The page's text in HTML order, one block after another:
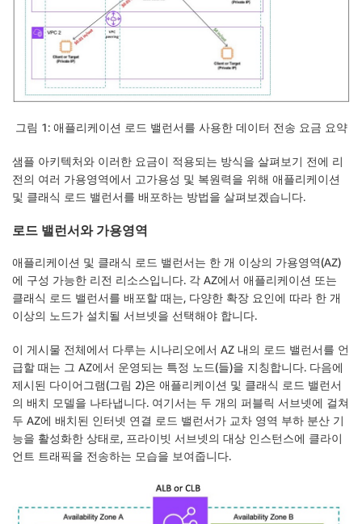
그림 1: 애플리케이션 로드 밸런서를 사용한 데이터 전송 요금 요약
샘플 아키텍처와 이러한 요금이 적용되는 방식을 살펴보기 전에 리
전의 여러 가용영역에서 고가용성 및 복원력을 위해 애플리케이션
및 클래식 로드 밸런서를 배포하는 방법을 살펴보겠습니다.
로드 밸런서와 가용영역
애플리케이션 및 클래식 로드 밸런서는 한 개 이상의 가용영역(AZ)
에 구성 가능한 리전 리소스입니다. 각 AZ에서 애플리케이션 또는
클래식 로드 밸런서를 배포할 때는, 다양한 확장 요인에 따라 한 개
이상의 노드가 설치될 서브넷을 선택해야 합니다.
이 게시물 전체에서 다루는 시나리오에서 AZ 내의 로드 밸런서를 언
급할 때는 그 AZ에서 운영되는 특정 노드(들)을 지칭합니다. 다음에
제시된 다이어그램(그림 2)은 애플리케이션 및 클래식 로드 밸런서
의 배치 모델을 나타냅니다. 여기서는 두 개의 퍼블릭 서브넷에 걸쳐
두 AZ에 배치된 인터넷 연결 로드 밸런서가 교차 영역 부하 분산 기
능을 활성화한 상태로, 프라이빗 서브넷의 대상 인스턴스에 클라이
언트 트래픽을 전송하는 모습을 보여줍니다.